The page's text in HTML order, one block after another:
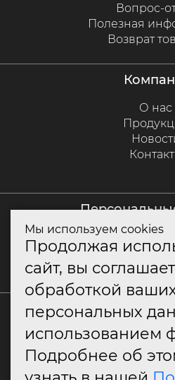
Вопрос-
Полезная
Возврат
О нас
Политика
Политика
Согласие на обработку
+7 (800)
Мы используем cookies
Продолжая
сайт, вы
обработкой
персональных
использованием
Подробнее об